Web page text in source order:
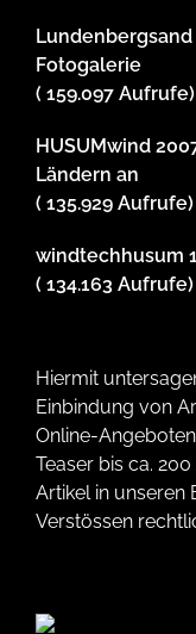
Fotogalerie
( 159.097 Aufrufe)
HUSUMwind
Ländern an
( 135.929 Aufrufe)
windtechhusum
( 134.163 Aufrufe)
Hiermit
Einbindung von
Online-
Teaser bis ca.
Artikel in unseren
Verstössen